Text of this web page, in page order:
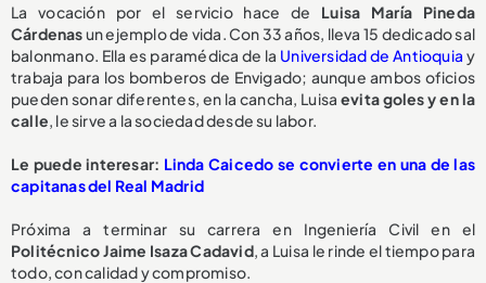
La vocación por el servicio hace de Luisa María Pineda
Cárdenasun ejemplo de vida. Con 33 años, lleva 15 dedicado sal
balonmano. Ella es paramédica de la Universidad de Antioquia y
trabaja para los bomberos de Envigado; aunque ambos oficios
pueden sonar diferentes, en la cancha, Luisa evita goles y en la
calle , le sirve a la sociedad desde su labor.
Le puede interesar: Linda Caicedo se convierte en una de las
capitanas del Real Madrid
Próxima a terminar su carrera en Ingeniería Civil en el
Politécnico Jaime Isaza Cadavid, a Luisa le rinde el tiempo para
todo, con calidad y compromiso.